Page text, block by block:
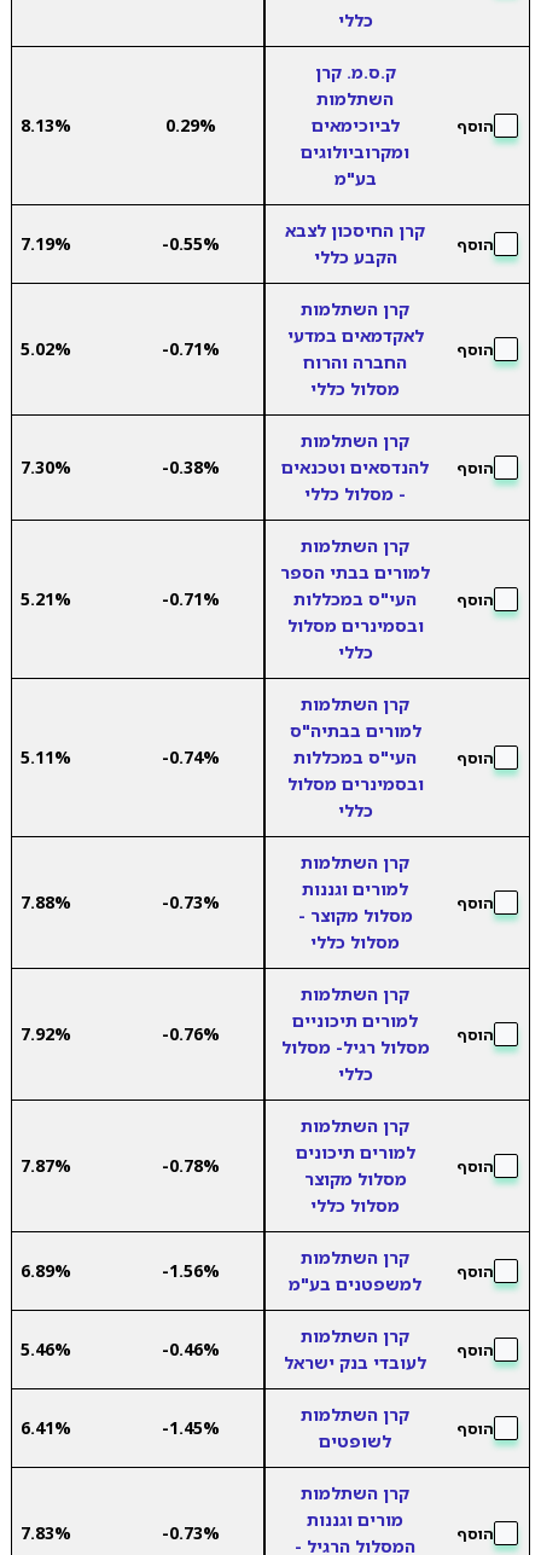
כללי
הוסף
ק.ס.מ. קרן
השתלמות
לביוכימאים
ומקרוביולוגים
בע"מ
0.29%
8.13%
הוסף
קרן החיסכון לצבא
הקבע כללי
-0.55%
7.19%
הוסף
קרן השתלמות
לאקדמאים במדעי
החברה והרוח
מסלול כללי
-0.71%
5.02%
הוסף
קרן השתלמות
להנדסאים וטכנאים
- מסלול כללי
-0.38%
7.30%
הוסף
קרן השתלמות
למורים בבתי הספר
העי"ס במכללות
ובסמינרים מסלול
כללי
-0.71%
5.21%
הוסף
קרן השתלמות
למורים בבתיה"ס
העי"ס במכללות
ובסמינרים מסלול
כללי
-0.74%
5.11%
הוסף
קרן השתלמות
למורים וגננות
מסלול מקוצר -
מסלול כללי
-0.73%
7.88%
הוסף
קרן השתלמות
למורים תיכוניים
מסלול רגיל- מסלול
כללי
-0.76%
7.92%
הוסף
קרן השתלמות
למורים תיכונים
מסלול מקוצר
מסלול כללי
-0.78%
7.87%
הוסף
קרן השתלמות
למשפטנים בע"מ
-1.56%
6.89%
הוסף
קרן השתלמות
לעובדי בנק ישראל
-0.46%
5.46%
הוסף
קרן השתלמות
לשופטים
-1.45%
6.41%
הוסף
קרן השתלמות
מורים וגננות
המסלול הרגיל -
-0.73%
7.83%